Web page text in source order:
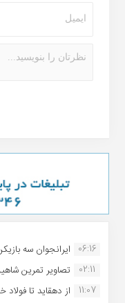
06:16 ایرانجوان سه
02:11
تصاویر تمرین
11:07
از دهقاید تا